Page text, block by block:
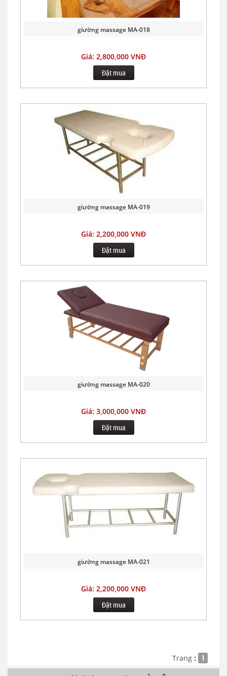
giường massage MA-018
Giá: 2,800,000 VNĐ
Đặt mua
giường massage MA-019
Giá: 2,200,000 VNĐ
Đặt mua
giường massage MA-020
Giá: 3,000,000 VNĐ
Đặt mua
giường massage MA-021
Giá: 2,200,000 VNĐ
Đặt mua
Trang : 1